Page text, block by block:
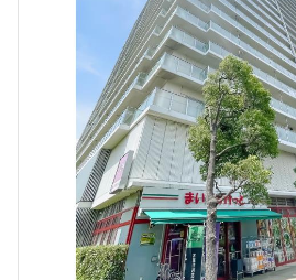
お問合せ
10階１０１４
173,000円12,000円
1.0ヶ月 1.0ヶ月
1DK+Sto+SIC34.44㎡